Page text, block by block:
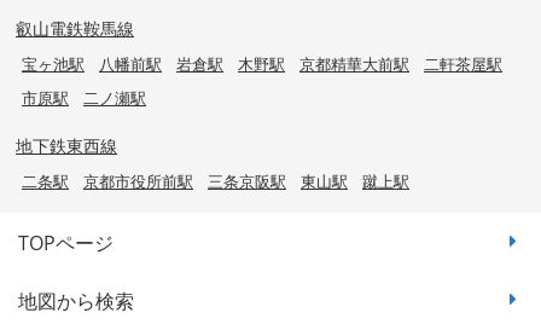
叡山電鉄鞍馬線
宝ヶ池駅 八幡前駅 岩倉駅 木野駅 京都精華大前駅
二軒茶屋駅
市原駅
二ノ瀬駅
地下鉄東西線
二条駅 京都市役所前駅 三条京阪駅 東山駅 蹴上駅
TOPページ
地図から検索